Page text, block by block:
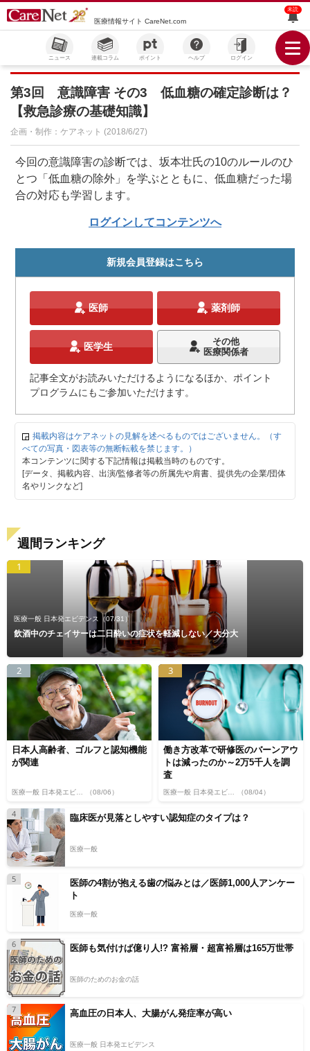
医療情報サイト CareNet.com
未読
ニュース 連載コラム ポイント ヘルプ ログイン
第3回 意識障害 その3 低血糖の確定診断は？
【救急診療の基礎知識】
企画・制作：ケアネット (2018/6/27)
今回の意識障害の診断では、坂本壮氏の10のルールのひ
とつ「低血糖の除外」を学ぶとともに、低血糖だった場
合の対応も学習します。
ログインしてコンテンツへ
新規会員登録はこちら
医師 薬剤師
医学生
その他
医療関係者
記事全文がお読みいただけるようになるほか、ポイント
プログラムにもご参加いただけます。
掲載内容はケアネットの見解を述べるものではございません。（す
べての写真・図表等の無断転載を禁じます。）
本コンテンツに関する下記情報は掲載当時のものです。
[データ、掲載内容、出演/監修者等の所属先や肩書、提供先の企業/団体
名やリンクなど]
週間ランキング
1
医療一般 日本発エビデンス （07/31）
飲酒中のチェイサーは二日酔いの症状を軽減しない／大分大
2
日本人高齢者、ゴルフと認知機能
が関連
（08/06）
3
働き方改革で研修医のバーンアウ
トは減ったのか～2万5千人を調
査
（08/04）
4 臨床医が見落としやすい認知症のタイプは？
医療一般
5
医師の4割が抱える歯の悩みとは／医師1,000人アンケー
ト
医療一般
6 医師も気付けば億り人!? 富裕層・超富裕層は165万世帯
医師のためのお金の話
7 高血圧の日本人、大腸がん発症率が高い
医療一般 日本発エビデンス